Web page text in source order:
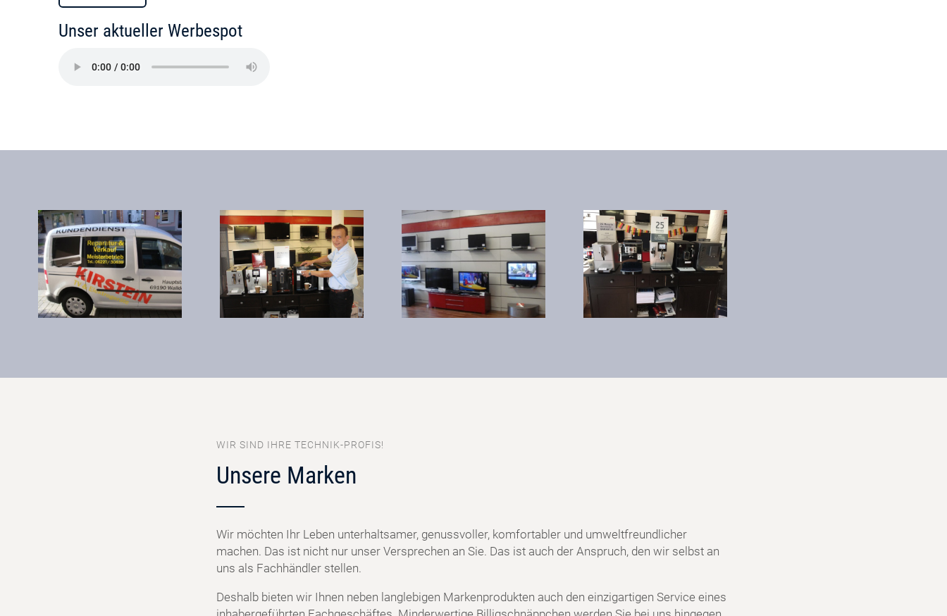
Unser aktueller Werbespot
WIR SIND IHRE TECHNIK-PROFIS!
Unsere Marken
Wir möchten Ihr Leben unterhaltsamer, genussvoller, komfortabler und umweltfreundlicher
machen. Das ist nicht nur unser Versprechen an Sie. Das ist auch der Anspruch, den wir selbst an
uns als Fachhändler stellen.
Deshalb bieten wir Ihnen neben langlebigen Markenprodukten auch den einzigartigen Service eines